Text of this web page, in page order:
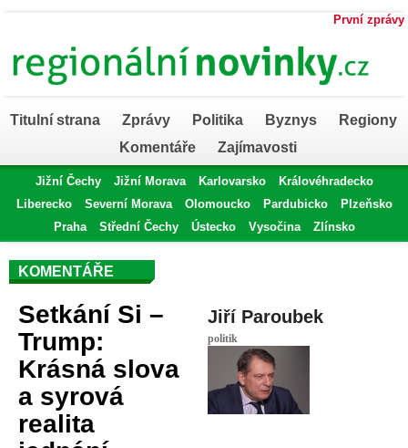
První zprávy
Titulní strana Zprávy Politika Byznys
Regiony
Komentáře
Zajímavosti
Jižní Čechy Jižní Morava Karlovarsko
Královéhradecko
Liberecko
Severní Morava Olomoucko Pardubicko
Plzeňsko
Praha
Střední Čechy Ústecko Vysočina Zlínsko
KOMENTÁŘE
Jiří Paroubek
politik
Setkání Si –
Trump:
Krásná slova
a syrová
realita